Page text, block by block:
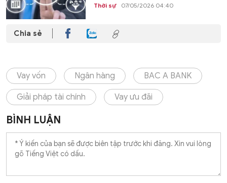
Thời sự 07/05/2026 04:40
Chia sẻ
Vay vốn Ngân hàng BAC A BANK
Giải pháp tài chính Vay ưu đãi
BÌNH LUẬN